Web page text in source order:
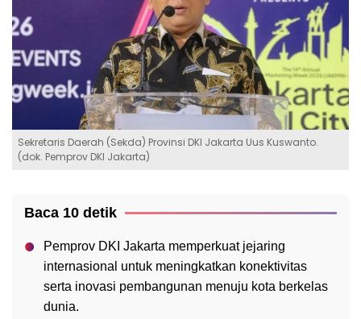
Sekretaris Daerah (Sekda) Provinsi DKI Jakarta Uus Kuswanto.
(dok. Pemprov DKI Jakarta)
Baca 10 detik
Pemprov DKI Jakarta memperkuat jejaring
internasional untuk meningkatkan konektivitas
serta inovasi pembangunan menuju kota berkelas
dunia.